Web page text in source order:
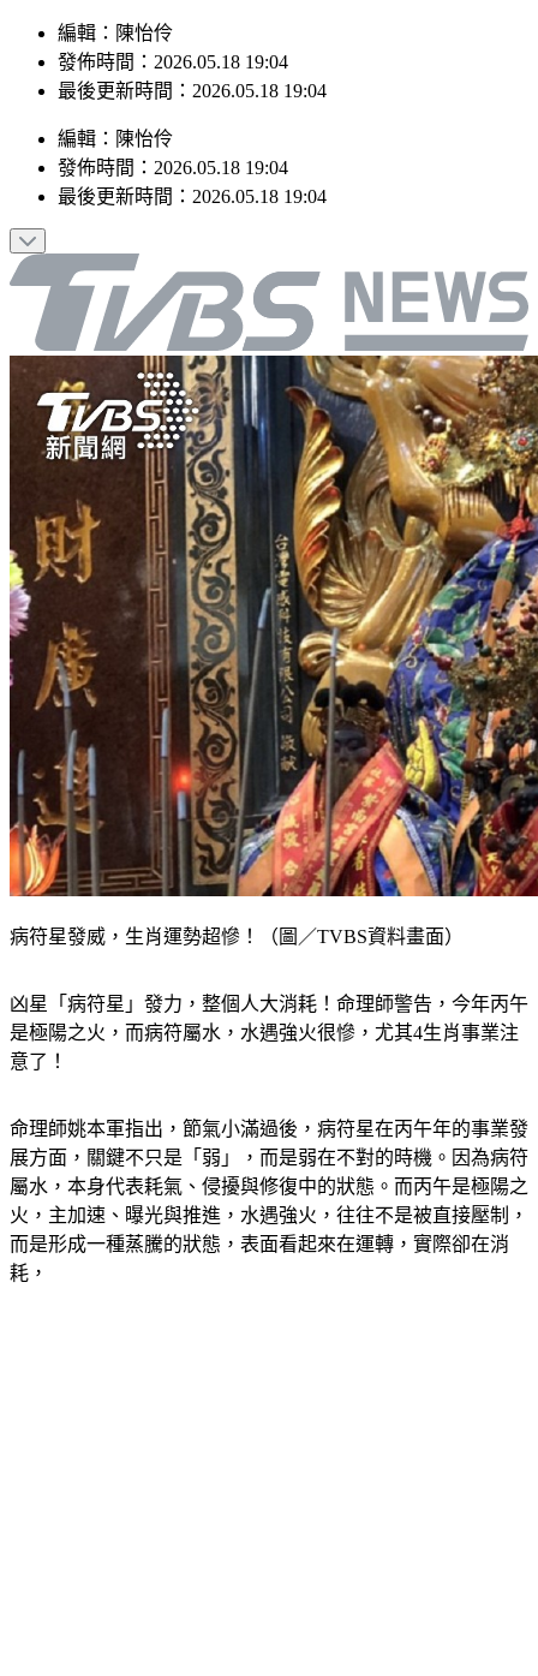
編輯：陳怡伶
發佈時間：2026.05.18 19:04
最後更新時間：2026.05.18 19:04
編輯 ： 陳怡伶
發佈時間： 2026.05.18 19:04
最後更新時間： 2026.05.18 19:04
病符星發威，生肖運勢超慘！（圖／TVBS資料畫面）
凶星「病符星」發力，整個人大消耗！命理師警告，今年丙午
是極陽之火，而病符屬水，水遇強火很慘，尤其4生肖事業注
意了！
命理師姚本軍指出，節氣小滿過後，病符星在丙午年的事業發
展方面，關鍵不只是「弱」，而是弱在不對的時機。因為病符
屬水，本身代表耗氣、侵擾與修復中的狀態。而丙午是極陽之
火，主加速、曝光與推進，水遇強火，往往不是被直接壓制，
而是形成一種蒸騰的狀態，表面看起來在運轉，實際卻在消
耗，